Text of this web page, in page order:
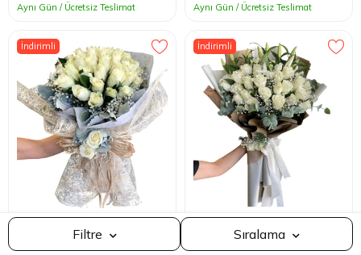
Filtre Sıralama
Ucuzdan Pahalıya
Aynı Gün / Ücretsiz Teslimat Aynı Gün / Ücretsiz Teslimat
İndirimli
Çiçek Kodu: 2708
Beyaz Gül İsteme Çiçeği
İndirimli
Çiçek Kodu: 5040
Beyaz Gül Buket